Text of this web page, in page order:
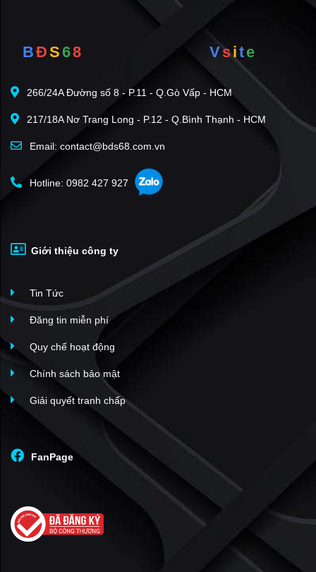
Các tiện ích tại dự án bao gồm:
Bể bơi ngoài trời
Bể bơi ngoài trời có tổng diện tích 250m2, tầm nhìn bao
quát toàn cảnh. Đây vừa là nơi các cư dân có thể rèn
luyện sức khỏe mỗi ngày vừa là nơi thư giãn, tận hưởng
những giây phút hạnh phúc bên gia đình sau những ngày
làm việc mệt mỏi.
Bể bơi
Phòng tập Gym
Dự án có phòng tập Gym trang bị máy tập hiện đại với tổng
diện tích 850m2. Nơi đây sẽ trở thành địa chỉ yêu thích của
BĐS68 Vsite
266/24A Đường số 8 - P.11 - Q.Gò Vấp - HCM
217/18A Nơ Trang Long - P.12 - Q.Bình Thạnh - HCM
Email: contact@bds68.com.vn
Hotline: 0982 427 927
Giới thiệu công ty
Tin Tức
Đăng tin miễn phí
Quy chế hoạt động
Chính sách bảo mật
Giải quyết tranh chấp
FanPage